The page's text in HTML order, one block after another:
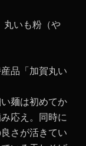
丸いも粉（や
品「加賀丸い
麺は初めてか
応え。同時に
さが活きてい